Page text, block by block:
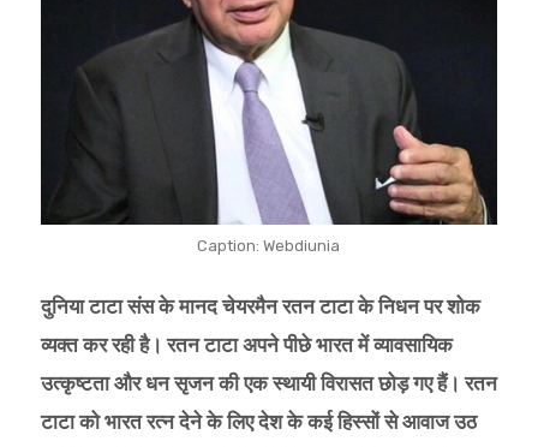
Caption: Webdiunia
दुनिया टाटा संस के मानद चेयरमैन रतन टाटा के निधन पर शोक
व्यक्त कर रही है। रतन टाटा अपने पीछे भारत में व्यावसायिक
उत्कृष्टता और धन सृजन की एक स्थायी विरासत छोड़ गए हैं। रतन
टाटा को भारत रत्न देने के लिए देश के कई हिस्सों से आवाज उठ